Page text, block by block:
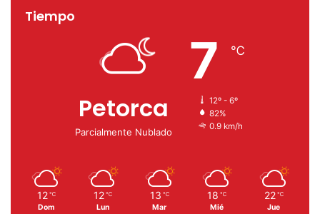
Tiempo
Petorca
Parcialmente Nublado
7 ℃
12º - 6º
82%
0.9 km/h
12 ℃
Dom
12 ℃
Lun
13 ℃
Mar
18 ℃
Mié
22 ℃
Jue